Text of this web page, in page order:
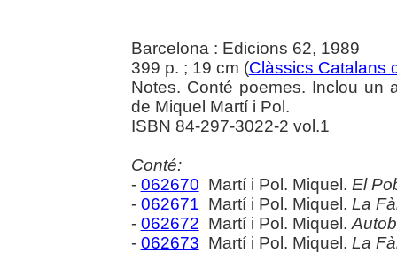
Barcelona : Edicions 62, 1989
399 p. ; 19 cm (Clàssics Catalans
Notes. Conté poemes. Inclou un
de Miquel Martí i Pol.
ISBN 84-297-3022-2 vol.1
Conté:
- 062670 Martí i Pol. Miquel. El
- 062671 Martí i Pol. Miquel. La
- 062672 Martí i Pol. Miquel.
- 062673 Martí i Pol. Miquel. La